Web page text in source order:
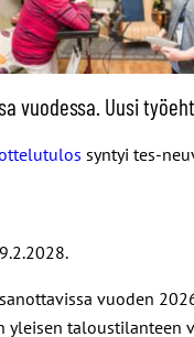
Uusi
syntyi tes-
vuoden
yleisen taloustilanteen